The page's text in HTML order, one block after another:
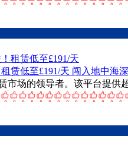
赁低至£191/天 闯入地中海
市场的领导者。该平台提供